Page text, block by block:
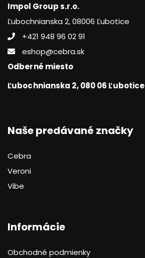
Impol Group s.r.o.
Ľubochnianska 2, 08006 Ľubotice
+421 948 96 02 91
eshop@cebra.sk
Odberné miesto
Ľubochnianska 2, 080 06 Ľubotice
Naše predávané značky
Cebra
Veroni
Vibe
Informácie
Obchodné podmienky